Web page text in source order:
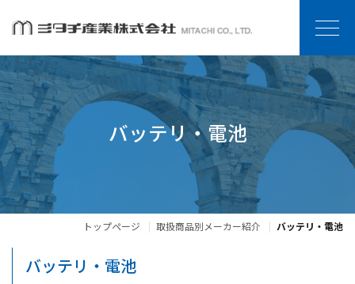
バッテリ・電池
トップページ 取扱商品別メーカー紹介 バッテリ・電池
バッテリ・電池